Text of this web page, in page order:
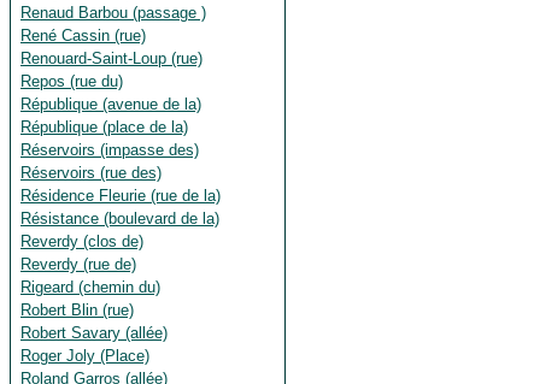
Renaud Barbou (passage )
René Cassin (rue)
Renouard-Saint-Loup (rue)
Repos (rue du)
République (avenue de la)
République (place de la)
Réservoirs (impasse des)
Réservoirs (rue des)
Résidence Fleurie (rue de la)
Résistance (boulevard de la)
Reverdy (clos de)
Reverdy (rue de)
Rigeard (chemin du)
Robert Blin (rue)
Robert Savary (allée)
Roger Joly (Place)
Roland Garros (allée)